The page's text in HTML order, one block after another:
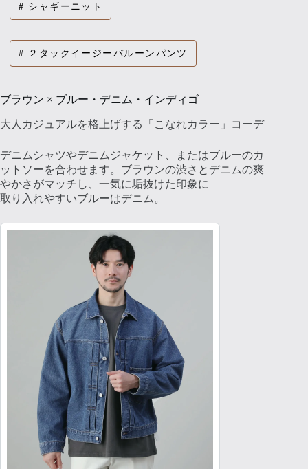
シャギーニット
２タックイージーバルーンパンツ
ブラウン × ブルー・デニム・インディゴ
大人カジュアルを格上げする「こなれカラー」コーデ
デニムシャツやデニムジャケット、またはブルーのカ
ットソーを合わせます。ブラウンの渋さとデニムの爽
やかさがマッチし、一気に垢抜けた印象に
取り入れやすいブルーはデニム。